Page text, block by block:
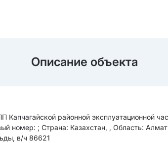
Описание объекта
районной эксплуатационной
номер: ; Страна: Казахстан, , Область:
в/ч 86621